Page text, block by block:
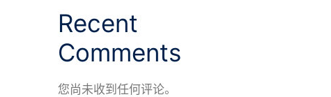
Recent
Comments
您尚未收到任何评论。